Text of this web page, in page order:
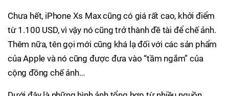
Chưa hết, iPhone Xs Max cũng có giá rất cao, khởi điểm
từ 1.100 USD, vì vậy nó cũng trở thành đề tài để chế ảnh.
Thêm nữa, tên gọi mới cũng khá lạ đối với các sản phẩm
của Apple và nó cũng được đưa vào “tầm ngắm” của
cộng đồng chế ảnh…